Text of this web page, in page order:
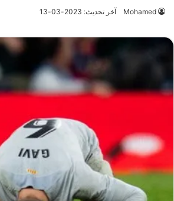
Mohamed آخر تحديث: 2023-03-13